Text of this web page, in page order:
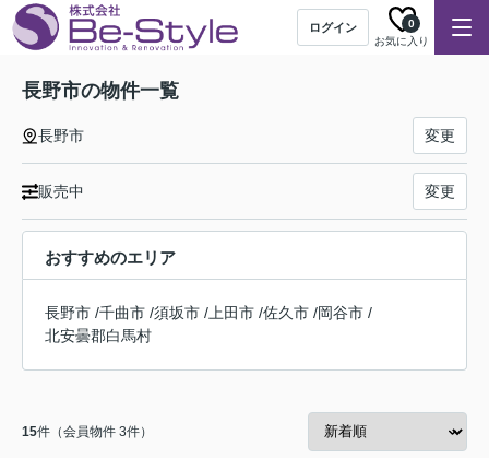
ログイン
お気に入り
0
長野市の物件一覧
長野市 変更
販売中 変更
おすすめのエリア
長野市 /千曲市 /須坂市 / 上田市 /佐久市 /岡谷市 /
北安曇郡白馬村
15件（会員物件 3件）